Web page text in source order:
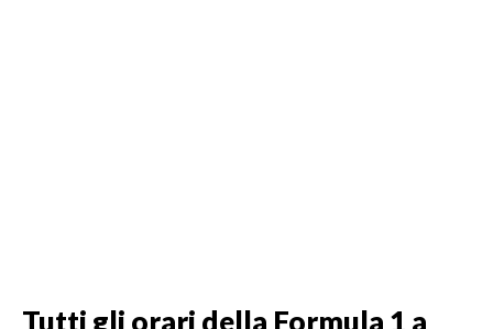
Tutti gli orari della Formula 1 a